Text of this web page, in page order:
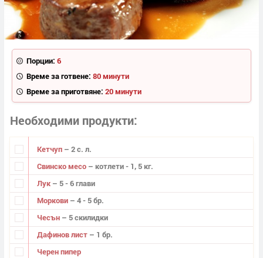
Порции: 6
Време за готвене: 80 минути
Време за приготвяне: 20 минути
Необходими продукти
Кетчуп – 2 с. л.
Свинско месо – котлети - 1, 5 кг.
Лук – 5 - 6 глави
Моркови – 4 - 5 бр.
Чесън – 5 скилидки
Дафинов лист – 1 бр.
Черен пипер